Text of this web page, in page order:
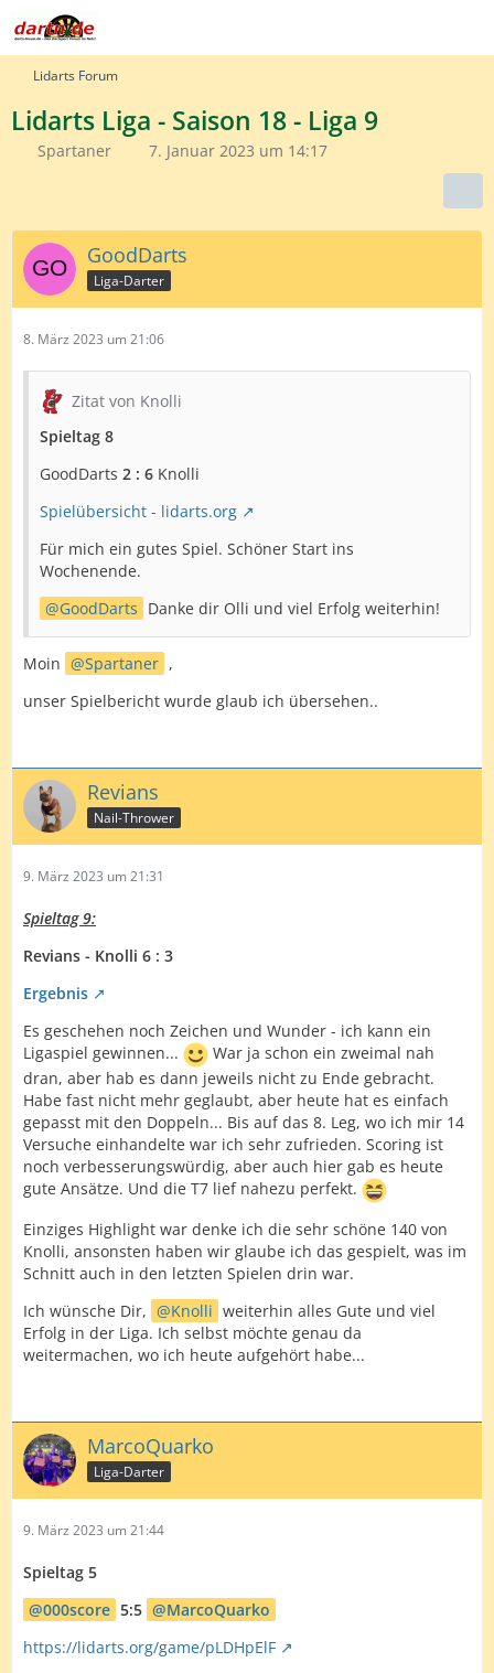
Lidarts Forum
Lidarts Liga - Saison 18 - Liga 9
Spartaner 7. Januar 2023 um 14:17
GoodDarts
Liga-Darter
8. März 2023 um 21:06
Zitat von Knolli
Spieltag 8
GoodDarts 2 : 6 Knolli
Spielübersicht - lidarts.org
Für mich ein gutes Spiel. Schöner Start ins
Wochenende.
GoodDarts Danke dir Olli und viel Erfolg weiterhin!
Moin Spartaner ,
unser Spielbericht wurde glaub ich übersehen..
Revians
Nail-Thrower
9. März 2023 um 21:31
Spieltag 9:
Revians - Knolli 6 : 3
Ergebnis
Es geschehen noch Zeichen und Wunder - ich kann ein
Ligaspiel gewinnen...
War ja schon ein zweimal nah
dran, aber hab es dann jeweils nicht zu Ende gebracht.
Habe fast nicht mehr geglaubt, aber heute hat es einfach
gepasst mit den Doppeln... Bis auf das 8. Leg, wo ich mir 14
Versuche einhandelte war ich sehr zufrieden. Scoring ist
noch verbesserungswürdig, aber auch hier gab es heute
gute Ansätze. Und die T7 lief nahezu perfekt.
Einziges Highlight war denke ich die sehr schöne 140 von
Knolli, ansonsten haben wir glaube ich das gespielt, was im
Schnitt auch in den letzten Spielen drin war.
Ich wünsche Dir,
Knolli weiterhin alles Gute und viel
Erfolg in der Liga. Ich selbst möchte genau da
weitermachen, wo ich heute aufgehört habe...
MarcoQuarko
Liga-Darter
9. März 2023 um 21:44
Spieltag 5
000score 5:5
MarcoQuarko
https://lidarts.org/game/pLDHpElF